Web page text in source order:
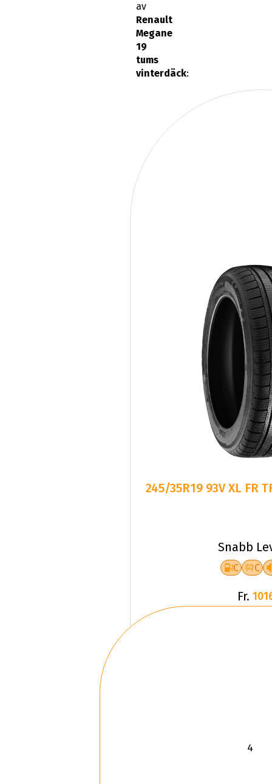
av
Renault
Megane
19
tums
vinterdäck:
245/35R19 93V XL FR
Snabb
C C
Fr.